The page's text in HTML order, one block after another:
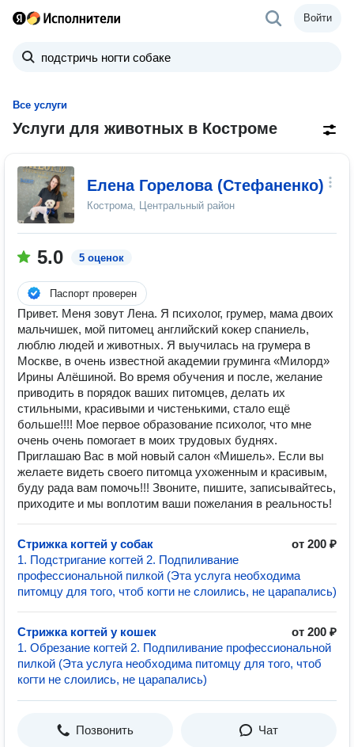
Войти
Все услуги
Услуги для животных в Костроме
Елена Горелова (Стефаненко)
Кострома, Центральный район
5.0 5 оценок
Паспорт проверен
Привет. Меня зовут Лена. Я психолог, грумер, мама двоих
мальчишек, мой питомец английский кокер спаниель,
люблю людей и животных. Я выучилась на грумера в
Москве, в очень известной академии груминга «Милорд»
Ирины Алёшиной. Во время обучения и после, желание
приводить в порядок ваших питомцев, делать их
стильными, красивыми и чистенькими, стало ещё
больше!!!! Мое первое образование психолог, что мне
очень очень помогает в моих трудовых буднях.
Приглашаю Вас в мой новый салон «Мишель». Если вы
желаете видеть своего питомца ухоженным и красивым,
буду рада вам помочь!!! Звоните, пишите, записывайтесь,
приходите и мы воплотим ваши пожелания в реальность!
Стрижка когтей у собак
от 200 ₽
1. Подстригание когтей 2. Подпиливание
профессиональной пилкой (Эта услуга необходима
питомцу для того, чтоб когти не слоились, не царапались)
Стрижка когтей у кошек
от 200 ₽
1. Обрезание когтей 2. Подпиливание профессиональной
пилкой (Эта услуга необходима питомцу для того, чтоб
когти не слоились, не царапались)
Позвонить Чат